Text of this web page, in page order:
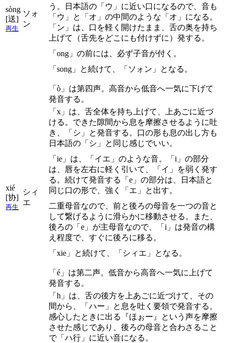
sòng
[送]
再生
ソォ
ン
う。日本語の「ウ」に近い口になるので、音も
「ウ」と「オ」の中間のような「オ」になる。
「ン」は、口を軽く開けたまま、舌の奥を持ち
上げて（舌先をどこにも付けずに）発する。
「ong」の前には、必ず子音が付く。
「song」と続けて、「ソォン」となる。
「ò」は第四声。高音から低音へ一気に下げて
発音する。
xié
[协]
再生
シィ
エ
「x」は、舌全体を持ち上げて、上あごに近づ
ける。できた隙間から息を摩擦させるように吐
き、「シ」と発音する。口の形も息の出し方も
日本語の「シ」と同じ感じでいい。
「ie」は、「イエ」のような音。「i」の部分
は、唇を左右に軽く引いて、「イ」を弱く発す
る。続けて発音する「e」の部分は、日本語と
同じ口の形で、強く「エ」と出す。
二重母音なので、前と後ろの母音を一つの音と
して繋げるように滑らかに移動させる。また、
後ろの「e」が主母音なので、「i」は発音の構
え程度で、すぐに後ろに移る。
「xie」と続けて、「シィエ」となる。
「é」は第二声。低音から高音へ一気に上げて
発音する。
「h」は、舌の後方を上あごに近づけて、その
間から、「ハー」と息を吐く要領で発音する。
感心したときに出る『ほぉー』という声を摩擦
させた感じであり、後ろの母音と合わさること
で「ハ行」に近い音になる。